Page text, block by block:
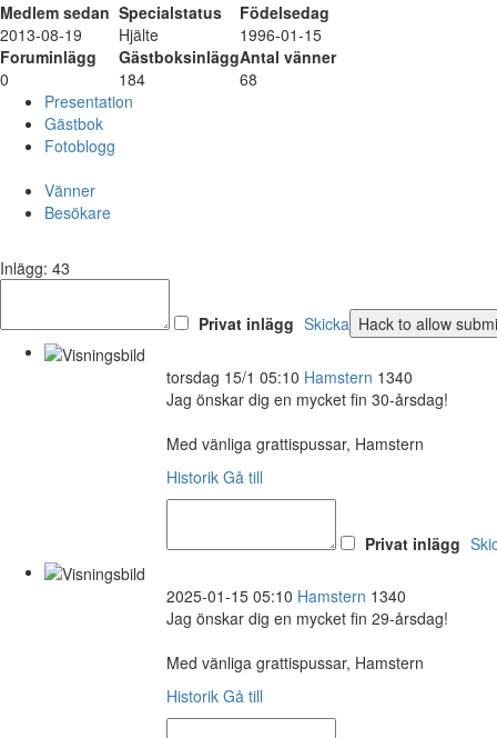
Medlem sedan Specialstatus
Födelsedag
2013-08-19
Hjälte
1996-01-15
Foruminlägg
GästboksinläggAntal vänner
0
184
68
Presentation
Gästbok
Fotoblogg
Vänner
Besökare
Inlägg: 43
Privat inlägg Skicka
torsdag 15/1 05:10 Hamstern 1340
Jag önskar dig en mycket fin 30-årsdag!
Med vänliga grattispussar, Hamstern
Historik Gå till
Privat inlägg
2025-01-15 05:10 Hamstern 1340
Jag önskar dig en mycket fin 29-årsdag!
Med vänliga grattispussar, Hamstern
Historik Gå till